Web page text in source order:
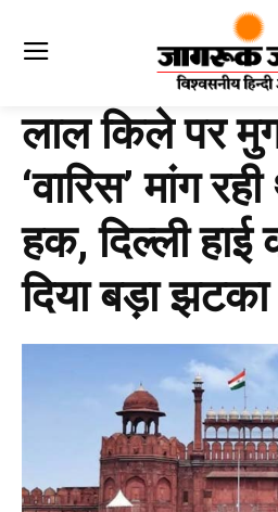
लाल किले पर
‘वारिस’ मांग
हक, दिल्ली हाई
दिया बड़ा झटका